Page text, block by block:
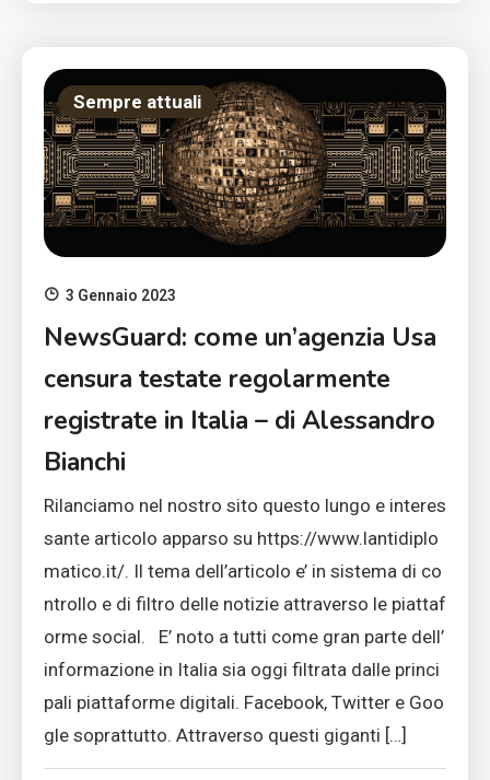
Sempre attuali
3 Gennaio 2023
NewsGuard: come un’agenzia Usa
censura testate regolarmente
registrate in Italia – di Alessandro
Bianchi
Rilanciamo nel nostro sito questo lungo e interes
sante articolo apparso su https://www.lantidiplo
matico.it/. Il tema dell’articolo e’ in sistema di co
ntrollo e di filtro delle notizie attraverso le piattaf
orme social. E’ noto a tutti come gran parte dell’
informazione in Italia sia oggi filtrata dalle princi
pali piattaforme digitali. Facebook, Twitter e Goo
gle soprattutto. Attraverso questi giganti […]